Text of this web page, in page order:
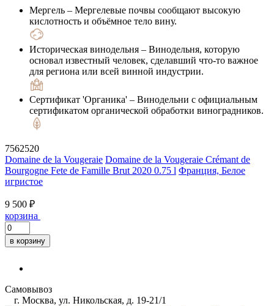
Мергель – Мергелевые почвы сообщают высокую
кислотность и объёмное тело вину.
Историческая винодельня – Винодельня, которую
основал известный человек, сделавший что-то важное
для региона или всей винной индустрии.
Сертификат 'Органика' – Винодельни с официальным
сертификатом органической обработки виноградников.
7562520
Domaine de la Vougeraie Domaine de la Vougeraie Crémant de
Bourgogne Fete de Famille Brut 2020 0.75 l Франция, Белое
игристое
9 500 ₽
корзина
в корзину
Самовывоз
г. Москва, ул. Никольская, д. 19-21/1